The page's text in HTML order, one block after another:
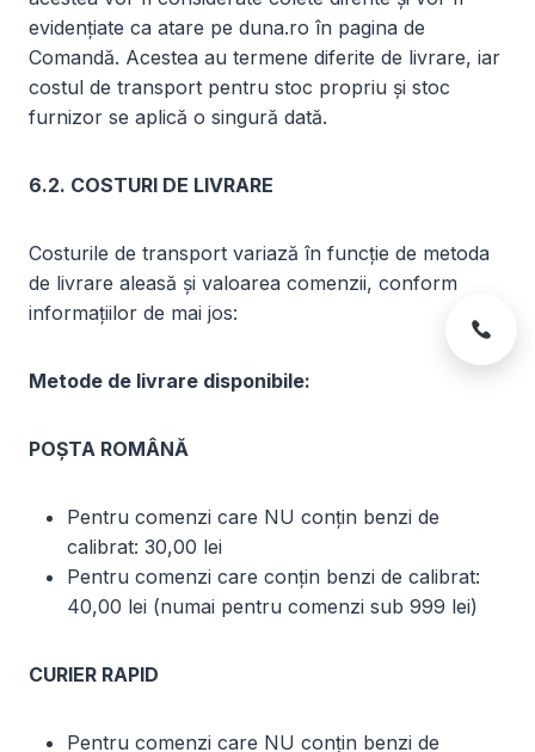
evidențiate ca atare pe duna.ro în pagina de
Comandă. Acestea au termene diferite de livrare, iar
costul de transport pentru stoc propriu și stoc
furnizor se aplică o singură dată.
6.2. COSTURI DE LIVRARE
Costurile de transport variază în funcție de metoda
de livrare aleasă și valoarea comenzii, conform
informațiilor de mai jos:
Metode de livrare disponibile:
POȘTA ROMÂNĂ
Pentru comenzi care NU conțin benzi de
calibrat: 30,00 lei
Pentru comenzi care conțin benzi de calibrat:
40,00 lei (numai pentru comenzi sub 999 lei)
CURIER RAPID
Pentru comenzi care NU conțin benzi de